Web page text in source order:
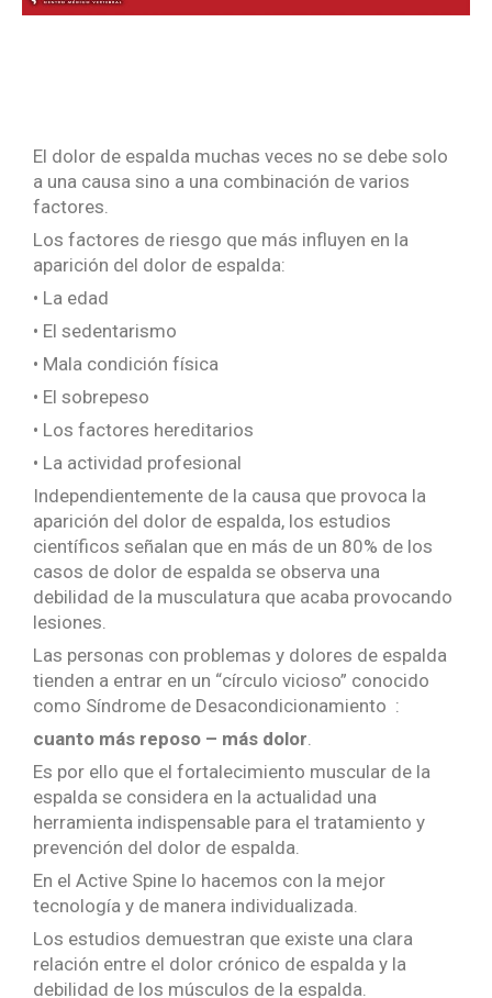
El dolor de espalda muchas veces no se debe solo
a una causa sino a una combinación de varios
factores.
Los factores de riesgo que más influyen en la
aparición del dolor de espalda:
• La edad
• El sedentarismo
• Mala condición física
• El sobrepeso
• Los factores hereditarios
• La actividad profesional
Independientemente de la causa que provoca la
aparición del dolor de espalda, los estudios
científicos señalan que en más de un 80% de los
casos de dolor de espalda se observa una
debilidad de la musculatura que acaba provocando
lesiones.
Las personas con problemas y dolores de espalda
tienden a entrar en un “círculo vicioso” conocido
como Síndrome de Desacondicionamiento :
cuanto más reposo – más dolor
Es por ello que el fortalecimiento muscular de la
espalda se considera en la actualidad una
herramienta indispensable para el tratamiento y
prevención del dolor de espalda.
En el Active Spine lo hacemos con la mejor
tecnología y de manera individualizada.
Los estudios demuestran que existe una clara
relación entre el dolor crónico de espalda y la
debilidad de los músculos de la espalda.